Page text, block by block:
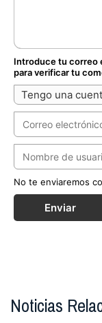
Introduce tu correo
para verificar tu
Tengo una
No te enviaremos
Enviar
Noticias